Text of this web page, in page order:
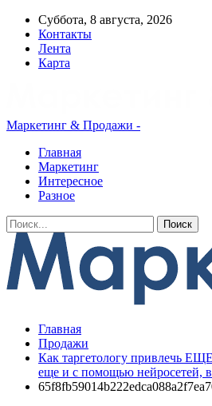
Суббота, 8 августа, 2026
Контакты
Лента
Карта
Маркетинг & Продажи -
Главная
Маркетинг
Интересное
Разное
Главная
Продажи
Как таргетологу привлечь
еще и с помощью нейросетей,